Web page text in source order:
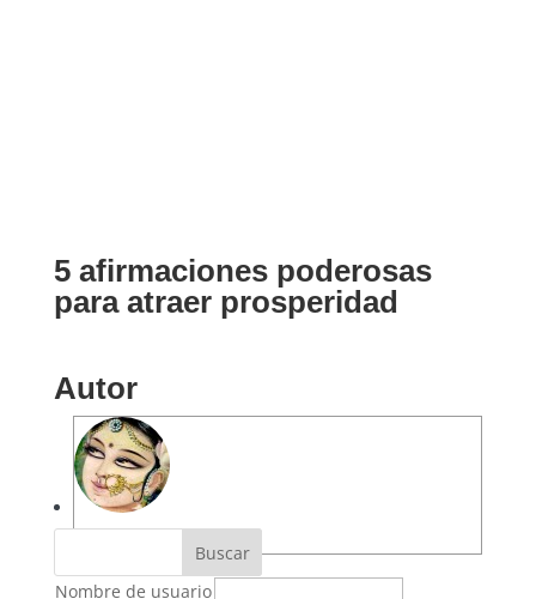
5 afirmaciones poderosas
para atraer prosperidad
Autor
Buscar
Nombre de usuario